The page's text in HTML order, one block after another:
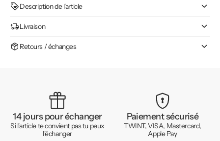
Description de l'article
Livraison
Retours / échanges
14 jours pour échanger
Si l'article te convient pas tu peux
l'échanger
Paiement sécurisé
TWINT, VISA, Mastercard,
Apple Pay